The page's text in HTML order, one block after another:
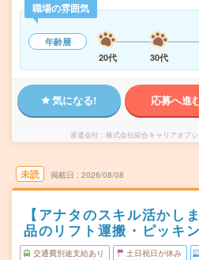
職場の雰囲気
年齢層
20代
30代
気になる! 応募へ進
派遣会社 株式会社綜合キャリアオプ
未読 掲載日 2026/08/08
【アナタのスキル活かし
品のリフト運搬・ピッキ
交通費別途支給あり 土日祝日が休み